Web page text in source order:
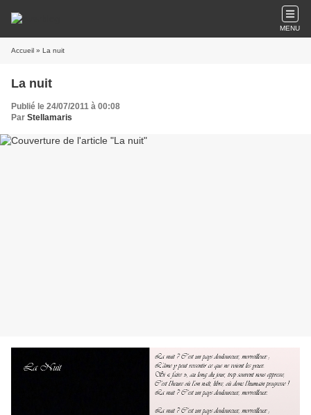
MENU
Accueil » La nuit
La nuit
Publié le 24/07/2011 à 00:08
Par Stellamaris